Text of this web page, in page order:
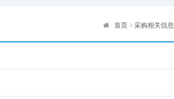
首页 > 采购相关信息